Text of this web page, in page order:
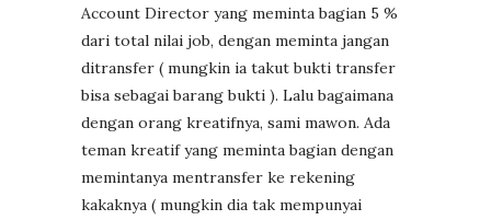
Account Director yang meminta bagian 5 %
dari total nilai job, dengan meminta jangan
ditransfer ( mungkin ia takut bukti transfer
bisa sebagai barang bukti ). Lalu bagaimana
dengan orang kreatifnya, sami mawon. Ada
teman kreatif yang meminta bagian dengan
memintanya mentransfer ke rekening
kakaknya ( mungkin dia tak mempunyai